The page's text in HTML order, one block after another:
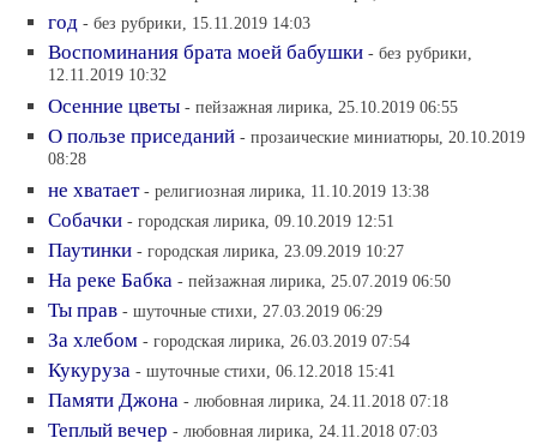
год - без рубрики, 15.11.2019 14:03
Воспоминания брата моей бабушки - без рубрики,
12.11.2019 10:32
Осенние цветы - пейзажная лирика, 25.10.2019 06:55
О пользе приседаний - прозаические миниатюры, 20.10.2019
08:28
не хватает - религиозная лирика, 11.10.2019 13:38
Собачки - городская лирика, 09.10.2019 12:51
Паутинки - городская лирика, 23.09.2019 10:27
На реке Бабка - пейзажная лирика, 25.07.2019 06:50
Ты прав - шуточные стихи, 27.03.2019 06:29
За хлебом - городская лирика, 26.03.2019 07:54
Кукуруза - шуточные стихи, 06.12.2018 15:41
Памяти Джона - любовная лирика, 24.11.2018 07:18
Теплый вечер - любовная лирика, 24.11.2018 07:03